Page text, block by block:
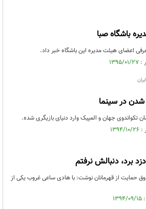
باشگاه صبا
اعضای هیئت مدیره این باشگاه خبر داد.
شدن در سینما
جهان و المپیک وارد دنیای بازیگری شده‌.
برد، دنبالش نرفتم
حمایت از قهرمانان نوشت: با هادی ساعی غروب یکی از